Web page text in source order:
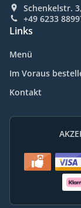
Schenkelstr.
+49 6233
Links
Menü
Im Voraus
Kontakt